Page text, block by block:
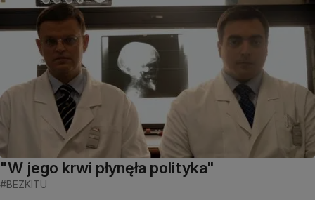
"W jego krwi płynęła polityka"
#BEZKITU